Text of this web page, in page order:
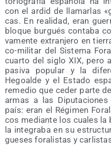
con el ardid de lla­mar­las
cas. En reali­dad, eran
blo­que bur­gués con­ta­ba
va­men­te extran­je­ro en
co-mili­tar del Sis­te­ma
cuar­to del siglo XIX, pero
pasi­va popu­lar y la
Hegoal­de y el Esta­do
reme­dio que ceder par­te
armas a las
país: eran el Régi­men
cos median­te los cua­les
la inte­gra­ba en su
gue­ses fora­lis­tas y